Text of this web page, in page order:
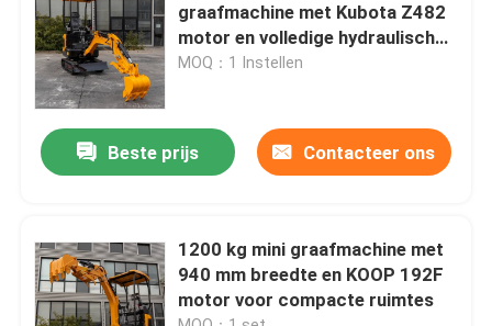
Contacteer ons
nieuws
Vraag een offerte aan
Hightop Mini Excavator
kleine hydraulische graafmachine
graafmachine met Kubota Z482
motor en volledige hydraulische
besturing
MOQ：1 Instellen
Beste prijs Contacteer ons
1200 kg mini graafmachine met
940 mm breedte en KOOP 192F
motor voor compacte ruimtes